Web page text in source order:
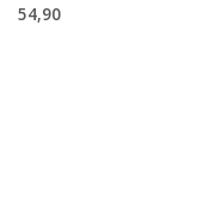
54,90